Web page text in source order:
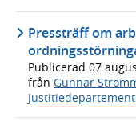
Pressträff om
Publicerad 07
från Gunnar